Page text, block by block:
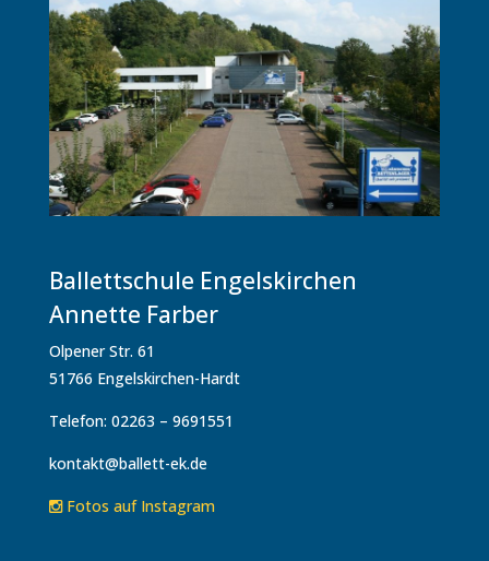
Ballettschule Engelskirchen
Annette Farber
Olpener Str. 61
51766 Engelskirchen-Hardt
Telefon: 02263 – 9691551
kontakt@ballett-ek.de
Fotos auf Instagram